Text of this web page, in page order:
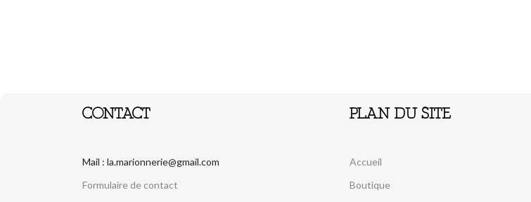
CONTACT
Mail : la.marionnerie@gmail.com
Formulaire de contact
PLAN DU SITE
Accueil
Boutique